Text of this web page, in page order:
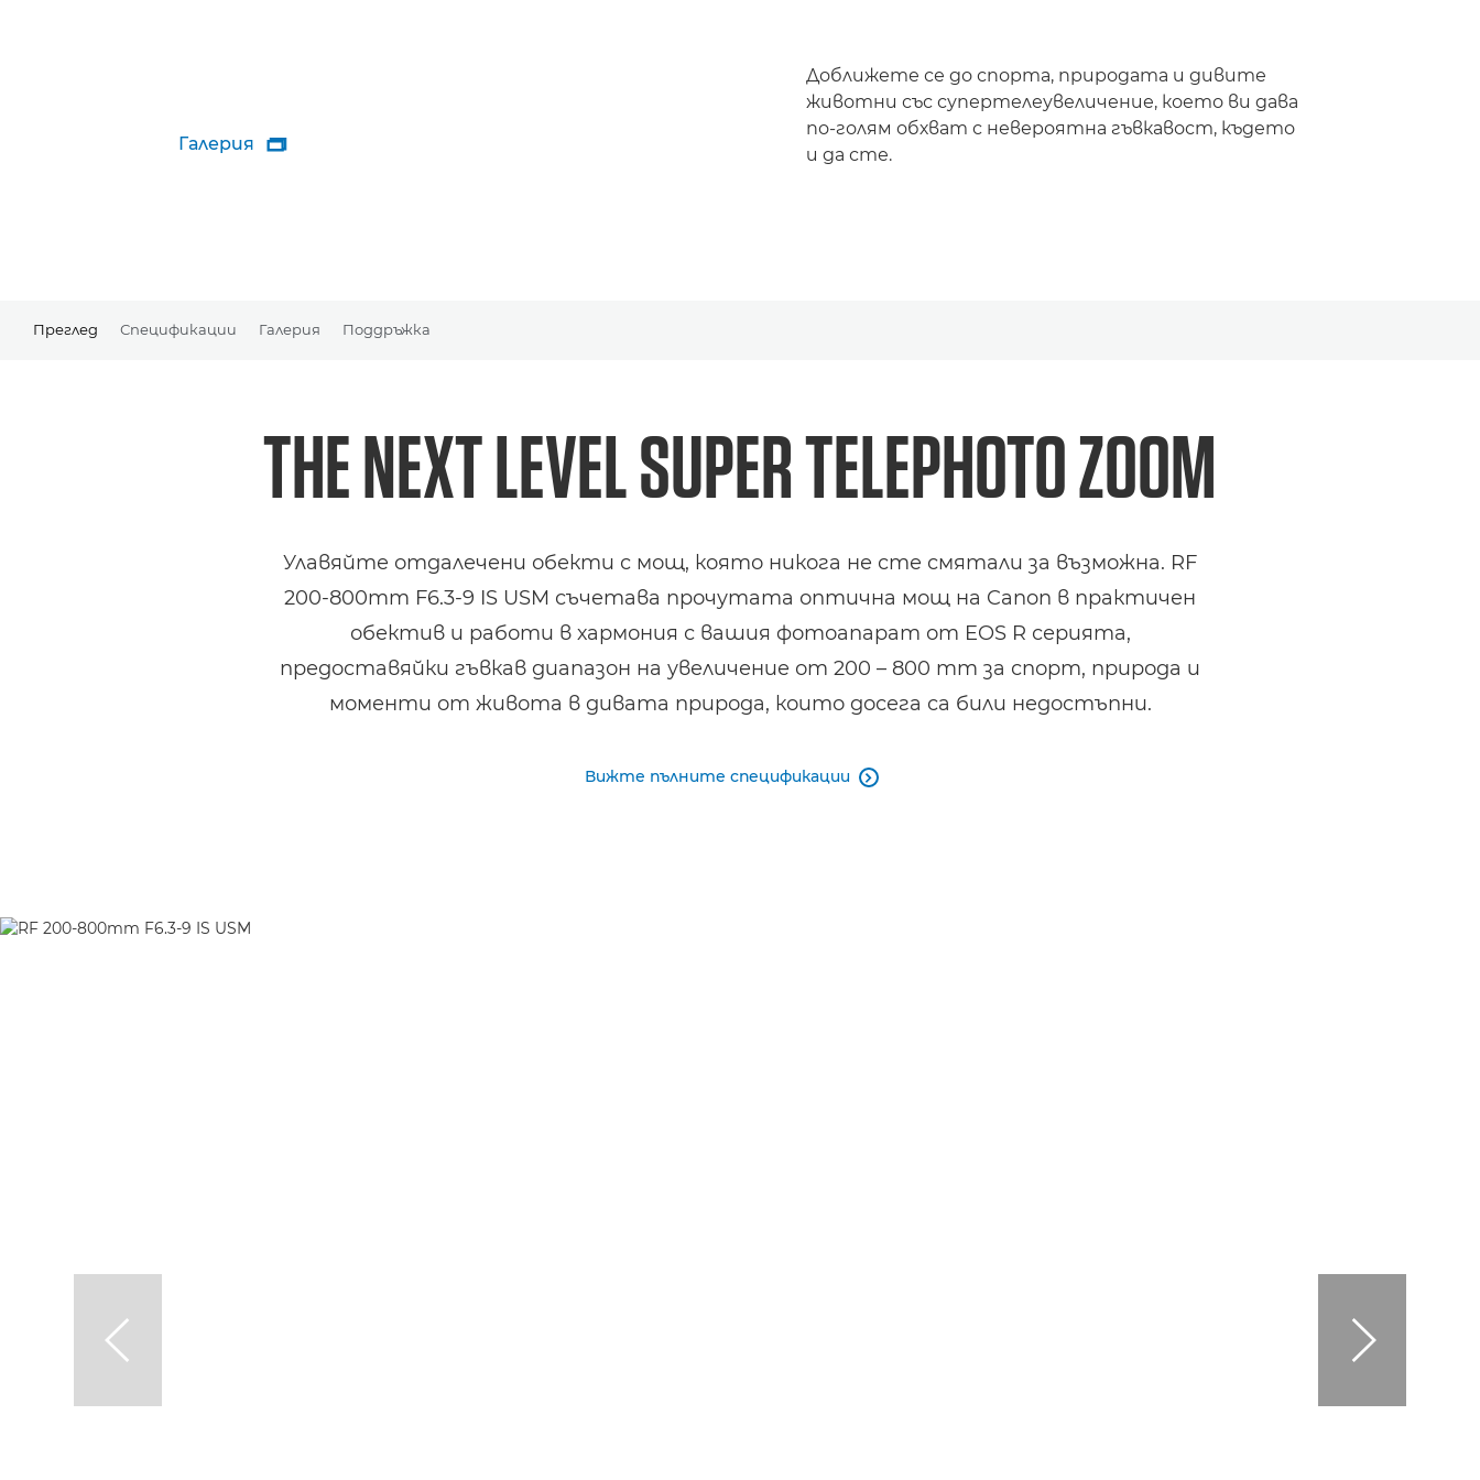
Галерия 
Доближете се до спорта, природата и дивите
животни със супертелеувеличение, което ви дава
по-голям обхват с невероятна гъвкавост, където
и да сте.
Преглед Спецификации Галерия Поддръжка
THE NEXT LEVELSUPER TELEPHOTO ZOOM
Улавяйте отдалечени обекти с мощ, която никога не сте смятали за възможна. RF
200-800mm F6.3-9 IS USM съчетава прочутата оптична мощ на Canon в практичен
обектив и работи в хармония с вашия фотоапарат от EOS R серията,
предоставяйки гъвкав диапазон на увеличение от 200 – 800 mm за спорт, природа и
моменти от живота в дивата природа, които досега са били недостъпни.
Вижте пълните спецификации 